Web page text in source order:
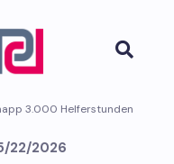

3.000 Helferstunden
22/2026